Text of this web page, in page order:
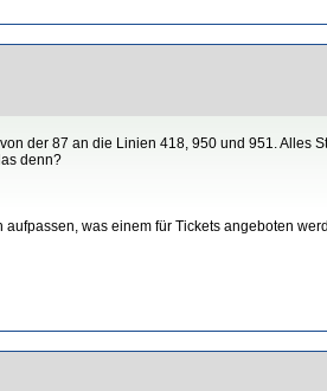
der 87 an die Linien 418, 950 und 951.
denn?
was einem für Tickets angeboten